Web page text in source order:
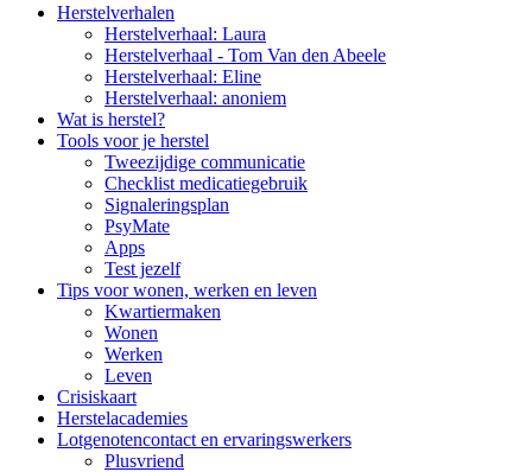
Side
Navigation
Herstelverhalen
Herstelverhaal: Laura
Herstelverhaal - Tom Van den Abeele
Herstelverhaal: Eline
Herstelverhaal: anoniem
Wat is herstel?
Tools voor je herstel
Tweezijdige communicatie
Checklist medicatiegebruik
Signaleringsplan
PsyMate
Apps
Test jezelf
Tips voor wonen, werken en leven
Kwartiermaken
Wonen
Werken
Leven
Crisiskaart
Herstelacademies
Lotgenotencontact en ervaringswerkers
Plusvriend